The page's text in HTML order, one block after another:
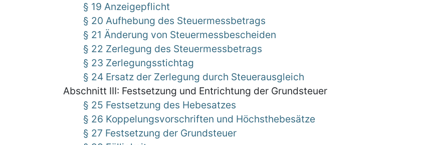
§ 19 Anzeigepflicht
§ 20 Aufhebung des Steuermessbetrags
§ 21 Änderung von Steuermessbescheiden
§ 22 Zerlegung des Steuermessbetrags
§ 23 Zerlegungsstichtag
§ 24 Ersatz der Zerlegung durch Steuerausgleich
Abschnitt III: Festsetzung und Entrichtung der Grundsteuer
§ 25 Festsetzung des Hebesatzes
§ 26 Koppelungsvorschriften und Höchsthebesätze
§ 27 Festsetzung der Grundsteuer